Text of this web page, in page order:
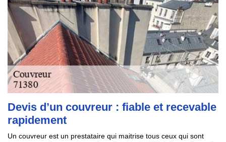
Devis d’un couvreur : fiable et recevable
rapidement
Un couvreur est un prestataire qui maitrise tous ceux qui sont